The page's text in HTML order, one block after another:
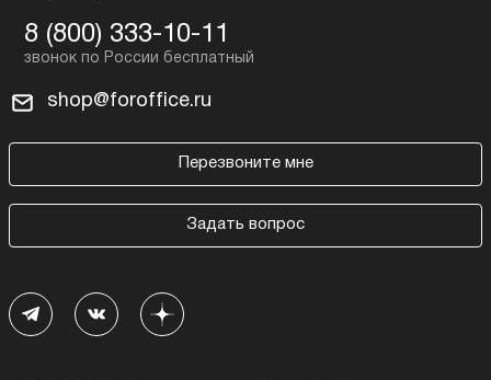
8 (800) 333-10-11
shop@foroffice.ru
Перезвоните мне
Задать вопрос